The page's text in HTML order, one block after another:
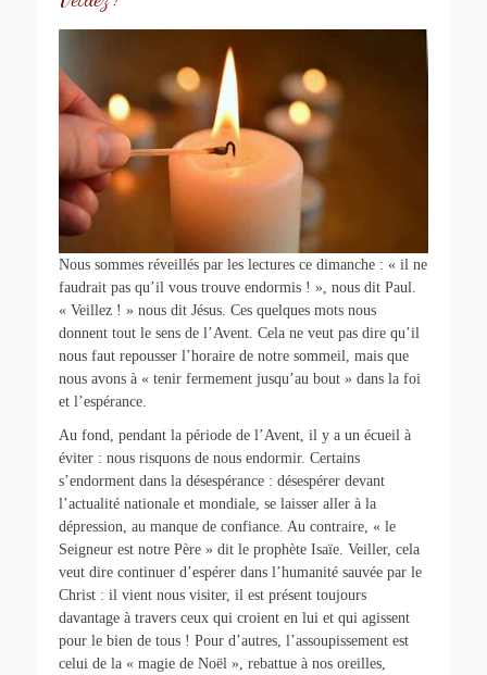
Nous sommes réveillés par les lectures ce dimanche : « il ne
faudrait pas qu’il vous trouve endormis ! », nous dit Paul.
« Veillez ! » nous dit Jésus. Ces quelques mots nous
donnent tout le sens de l’Avent. Cela ne veut pas dire qu’il
nous faut repousser l’horaire de notre sommeil, mais que
nous avons à « tenir fermement jusqu’au bout » dans la foi
et l’espérance.
Au fond, pendant la période de l’Avent, il y a un écueil à
éviter : nous risquons de nous endormir. Certains
s’endorment dans la désespérance : désespérer devant
l’actualité nationale et mondiale, se laisser aller à la
dépression, au manque de confiance. Au contraire, « le
Seigneur est notre Père » dit le prophète Isaïe. Veiller, cela
veut dire continuer d’espérer dans l’humanité sauvée par le
Christ : il vient nous visiter, il est présent toujours
davantage à travers ceux qui croient en lui et qui agissent
pour le bien de tous ! Pour d’autres, l’assoupissement est
celui de la « magie de Noël », rebattue à nos oreilles,